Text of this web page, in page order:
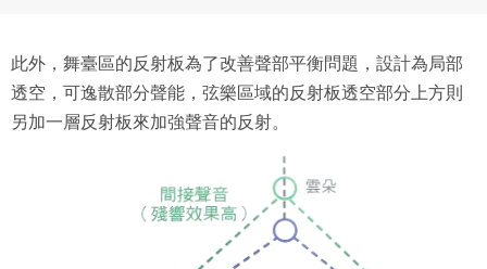
此外，舞臺區的反射板為了改善聲部平衡問題，設計為局部
透空，可逸散部分聲能，弦樂區域的反射板透空部分上方則
另加一層反射板來加強聲音的反射。